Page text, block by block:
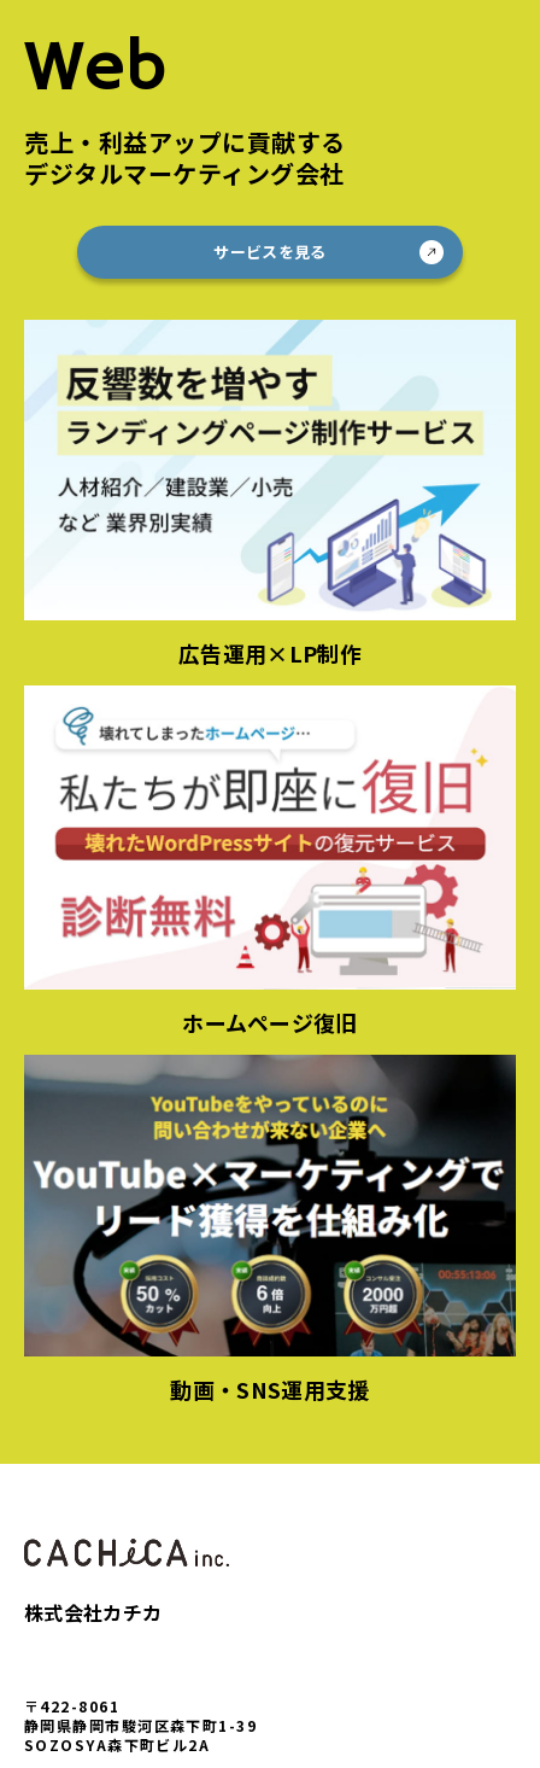
Web
売上・利益アップに貢献する
デジタルマーケティング会社
サービスを見る
広告運用×LP制作
ホームページ復旧
動画・SNS運用支援
株式会社カチカ
〒422-8061
静岡県静岡市駿河区森下町1-39
SOZOSYA森下町ビル2A